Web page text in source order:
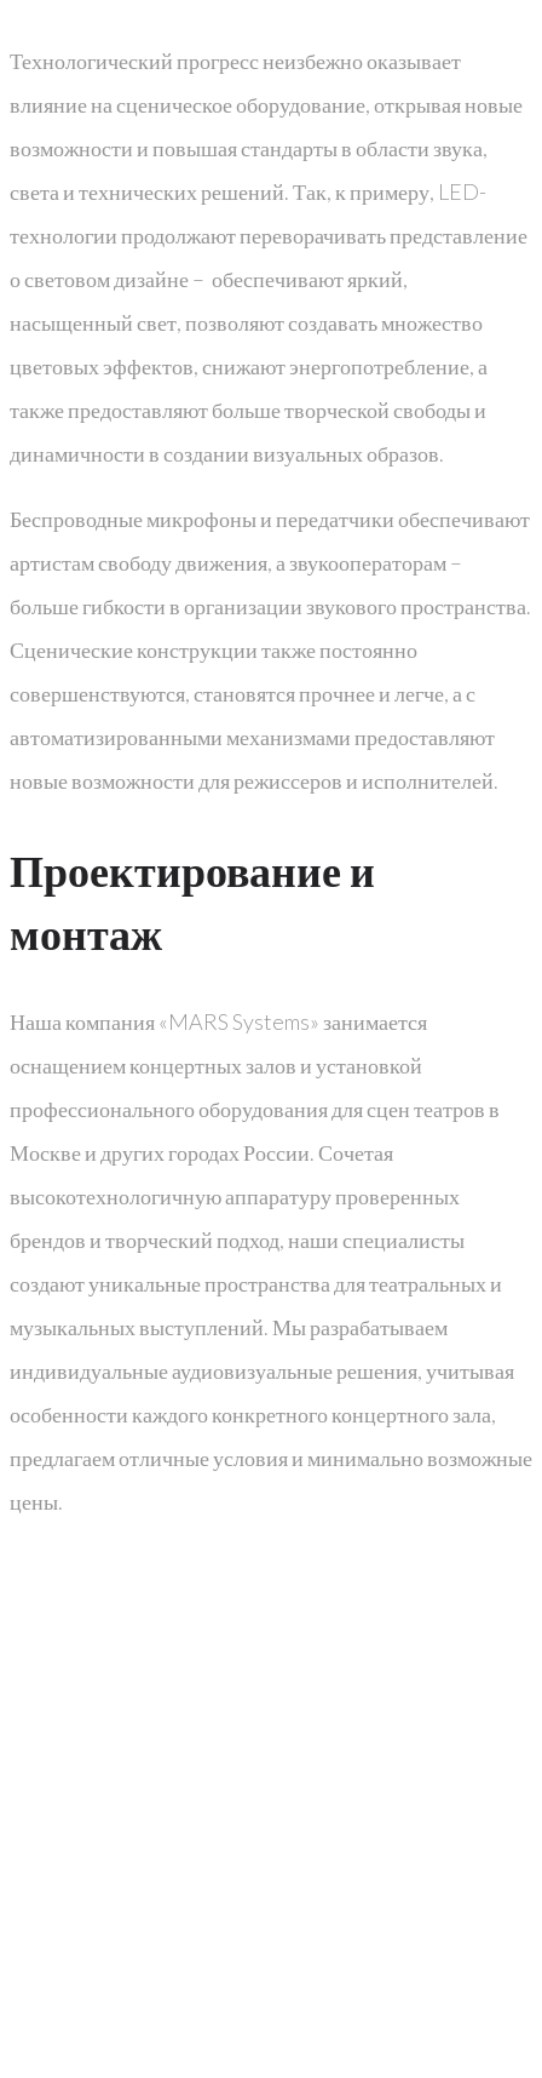
Технологический прогресс неизбежно оказывает
влияние на сценическое оборудование, открывая новые
возможности и повышая стандарты в области звука,
света и технических решений. Так, к примеру, LED-
технологии продолжают переворачивать представление
о световом дизайне – обеспечивают яркий,
насыщенный свет, позволяют создавать множество
цветовых эффектов, снижают энергопотребление, а
также предоставляют больше творческой свободы и
динамичности в создании визуальных образов.
Беспроводные микрофоны и передатчики обеспечивают
артистам свободу движения, а звукооператорам –
больше гибкости в организации звукового пространства.
Сценические конструкции также постоянно
совершенствуются, становятся прочнее и легче, а с
автоматизированными механизмами предоставляют
новые возможности для режиссеров и исполнителей.
Проектирование и
монтаж
Наша компания «MARS Systems» занимается
оснащением концертных залов и установкой
профессионального оборудования для сцен театров в
Москве и других городах России. Сочетая
высокотехнологичную аппаратуру проверенных
брендов и творческий подход, наши специалисты
создают уникальные пространства для театральных и
музыкальных выступлений. Мы разрабатываем
индивидуальные аудиовизуальные решения, учитывая
особенности каждого конкретного концертного зала,
предлагаем отличные условия и минимально возможные
цены.